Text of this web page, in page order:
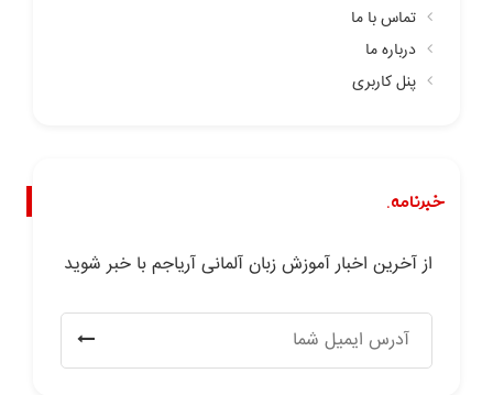
تماس با ما
درباره ما
پنل کاربری
خبرنامه.
از آخرین اخبار آموزش زبان آلمانی آریاجم با خبر شوید